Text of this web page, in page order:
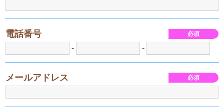
電話番号
- -
メールアドレス